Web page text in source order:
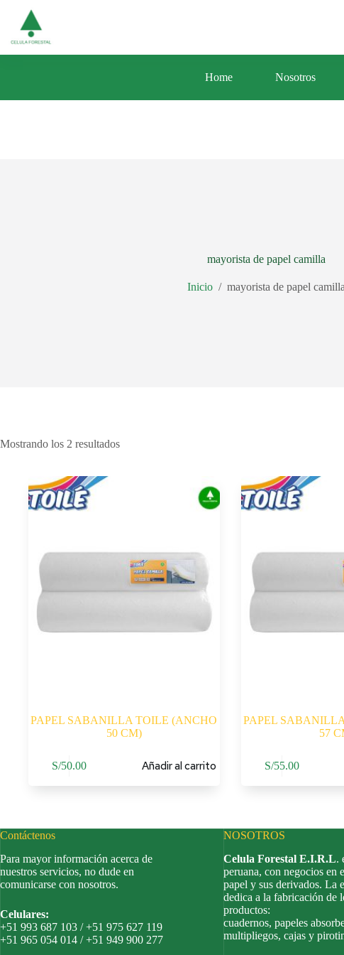
contenido
Home Nosotros
mayorista de papel camilla
Inicio / mayorista de papel camilla
Mostrando los 2 resultados
PAPEL SABANILLA TOILE (ANCHO
50 CM)
S/50.00 Añadir al carrito
PAPEL
57
S/55.00
Contáctenos
Para mayor información acerca de
nuestros servicios, no dude en
comunicarse con nosotros.
Celulares:
+51 993 687 103 / +51 975 627 119
+51 965 054 014 / +51 949 900 277
NOSOTROS
Celula Forestal E.I.R.L.
peruana, con negocios en
papel y sus derivados. La
dedica a la fabricación de
productos:
cuadernos, papeles
multipliegos, cajas y